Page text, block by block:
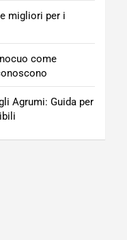
migliori per i
come
Agrumi: Guida per